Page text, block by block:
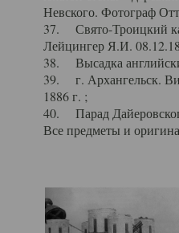
Невского. Фотограф
37. Свято-Троицкий
Лейцингер Я.И.
38. Высадка
39. г. Архангельск.
1886 г. ;
40. Парад
Все предметы и